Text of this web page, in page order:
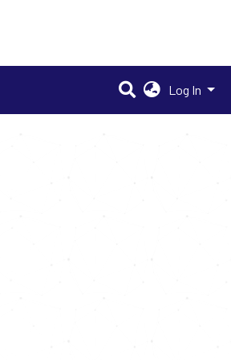
Log In